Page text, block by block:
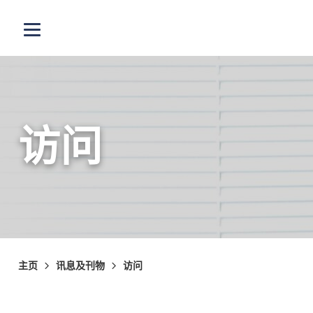
打开选单
访问
主页 讯息及刊物 访问